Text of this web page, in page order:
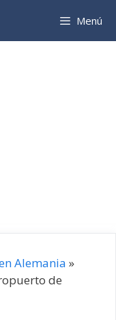
Menú
Alemania »
de